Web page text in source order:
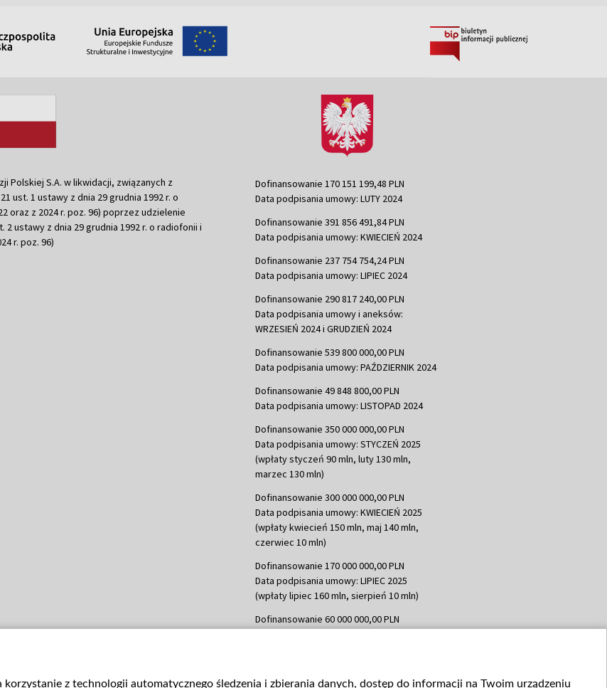
Polskiej S.A. w likwidacji, związanych z
ust. 1 ustawy z dnia 29 grudnia 1992 r. o
oraz z 2024 r. poz. 96) poprzez udzielenie
ustawy z dnia 29 grudnia 1992 r. o radiofonii i
r. poz. 96)
Dofinansowanie 170 151 199,48 PLN
Data podpisania umowy: LUTY 2024
Dofinansowanie 391 856 491,84 PLN
Data podpisania umowy: KWIECIEŃ 2024
Dofinansowanie 237 754 754,24 PLN
Data podpisania umowy: LIPIEC 2024
Dofinansowanie 290 817 240,00 PLN
Data podpisania umowy i aneksów:
WRZESIEŃ 2024 i GRUDZIEŃ 2024
Dofinansowanie 539 800 000,00 PLN
Data podpisania umowy: PAŹDZIERNIK 2024
Dofinansowanie 49 848 800,00 PLN
Data podpisania umowy: LISTOPAD 2024
Dofinansowanie 350 000 000,00 PLN
Data podpisania umowy: STYCZEŃ 2025
(wpłaty styczeń 90 mln, luty 130 mln,
marzec 130 mln)
Dofinansowanie 300 000 000,00 PLN
Data podpisania umowy: KWIECIEŃ 2025
(wpłaty kwiecień 150 mln, maj 140 mln,
czerwiec 10 mln)
Dofinansowanie 170 000 000,00 PLN
Data podpisania umowy: LIPIEC 2025
(wpłaty lipiec 160 mln, sierpień 10 mln)
Dofinansowanie 60 000 000,00 PLN
z technologii automatycznego śledzenia i zbierania danych, dostęp do informacji na Twoim urządzeniu